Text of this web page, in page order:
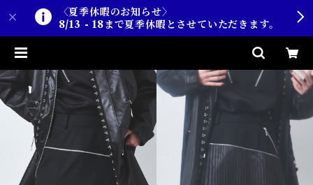
〈夏季休暇のお知らせ〉
8/13 - 18まで夏季休暇とさせていただきます。